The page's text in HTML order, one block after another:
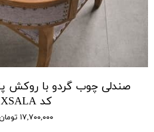
کد XSALA
۱۷,۷۰۰,۰۰۰ تومان